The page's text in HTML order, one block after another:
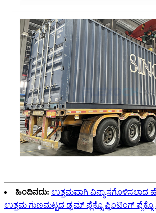
ಹಿಂದಿನದು: ಉತ್ತಮವಾಗಿ ವಿನ್ಯಾಸಗೊಳಿಸಲಾದ
ಉತ್ತಮ ಗುಣಮಟ್ಟದ ಡ್ರಮ್ ಫ್ಲೆಕ್ಸೊ ಪ್ರಿಂಟಿಂಗ್